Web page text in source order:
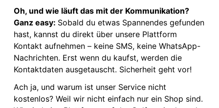
Oh, und wie läuft das mit der Kommunikation?
Ganz easy: Sobald du etwas Spannendes gefunden
hast, kannst du direkt über unsere Plattform
Kontakt aufnehmen – keine SMS, keine WhatsApp-
Nachrichten. Erst wenn du kaufst, werden die
Kontaktdaten ausgetauscht. Sicherheit geht vor!
Ach ja, und warum ist unser Service nicht
kostenlos? Weil wir nicht einfach nur ein Shop sind.